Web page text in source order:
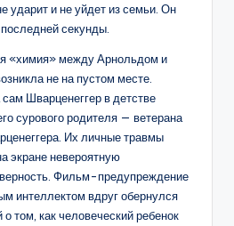
ударит и не уйдет из семьи. Он
секунды.
«химия» между Арнольдом и
не на пустом месте.
Шварценеггер в детстве
сурового родителя — ветерана
Их личные травмы
экране невероятную
Фильм-предупреждение
интеллектом вдруг обернулся
о том, как человеческий ребенок